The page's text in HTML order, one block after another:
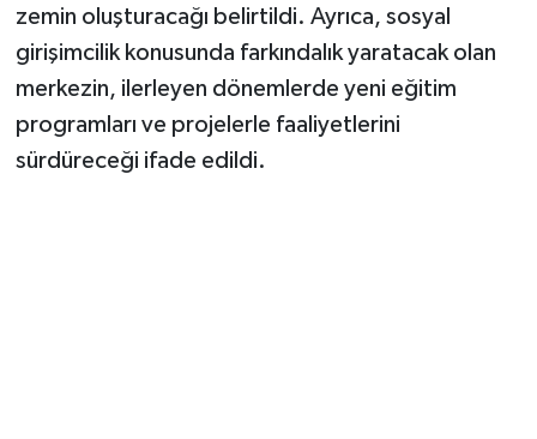
zemin oluşturacağı belirtildi. Ayrıca, sosyal
girişimcilik konusunda farkındalık yaratacak olan
merkezin, ilerleyen dönemlerde yeni eğitim
programları ve projelerle faaliyetlerini
sürdüreceği ifade edildi.